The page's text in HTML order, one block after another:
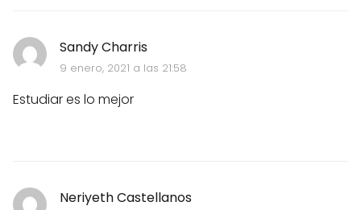
Sandy Charris
9 enero, 2021 a las 21:58
Estudiar es lo mejor
Neriyeth Castellanos